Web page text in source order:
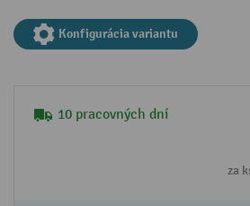
Konfigurácia variantu
10 pracovných dní
za